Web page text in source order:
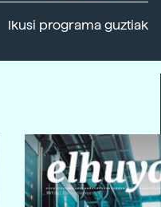
Ikusi programa guztiak